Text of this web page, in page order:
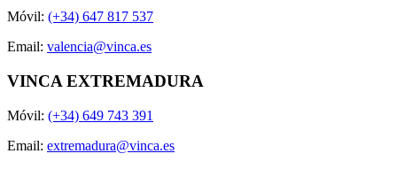
Móvil: (+34) 647 817 537
Email: valencia@vinca.es
VINCA EXTREMADURA
Móvil: (+34) 649 743 391
Email: extremadura@vinca.es